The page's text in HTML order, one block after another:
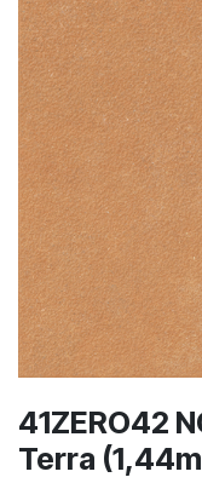
41ZERO42
Terra